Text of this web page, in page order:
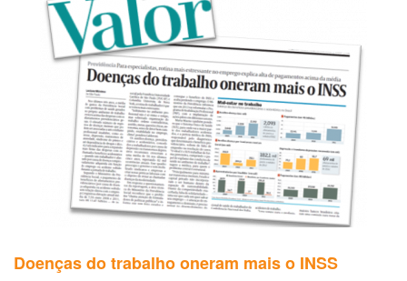
debate
a
saúde
do
trabalhador
Doenças do trabalho oneram mais o INSS